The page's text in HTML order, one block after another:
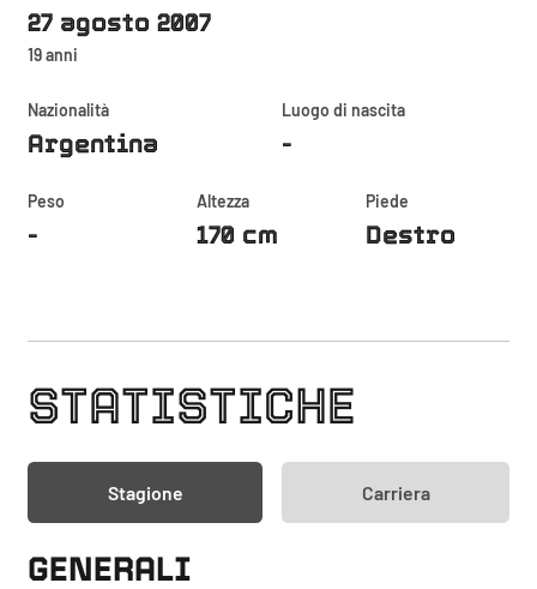
27 agosto 2007
19 anni
Nazionalità
Argentina
Luogo di nascita
-
Peso
-
Altezza
170 cm
Piede
Destro
STATISTICHE
Stagione Carriera
GENERALI